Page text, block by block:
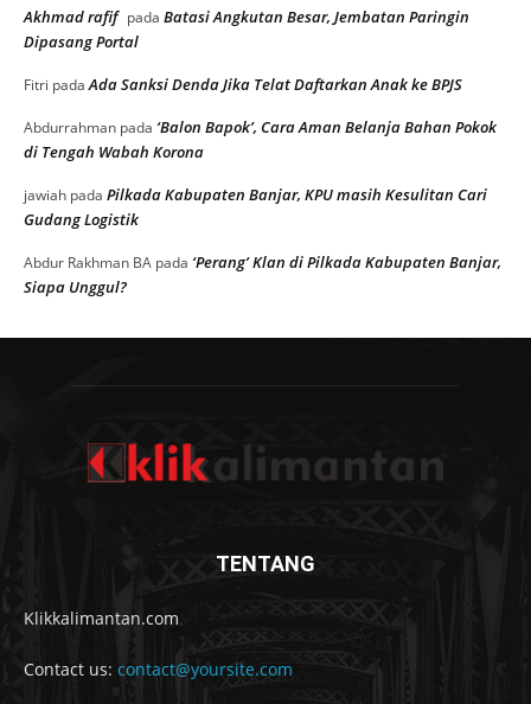
Akhmad rafif pada Batasi Angkutan Besar, Jembatan Paringin
Dipasang Portal
Fitri padaAda Sanksi Denda Jika Telat Daftarkan Anak ke BPJS
Abdurrahman pada ‘Balon Bapok’, Cara Aman Belanja Bahan Pokok
di Tengah Wabah Korona
jawiah pada Pilkada Kabupaten Banjar, KPU masih Kesulitan Cari
Gudang Logistik
Abdur Rakhman BA pada ‘Perang’ Klan di Pilkada Kabupaten Banjar,
Siapa Unggul?
TENTANG
Klikkalimantan.com
Contact us: contact@yoursite.com